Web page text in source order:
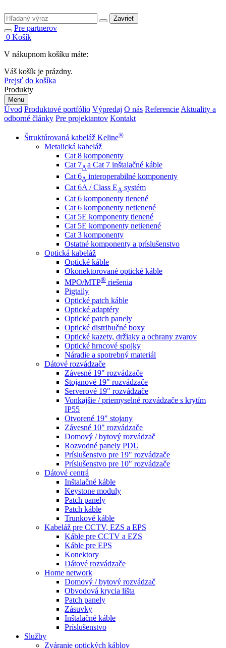
Zavrieť
Pre partnerov
0 Košík
V nákupnom košíku máte:
Váš košík je prázdny.
Prejsť do košíka
Produkty
Menu
Úvod Produktové portfólio Výpredaj O nás Referencie Aktuality a
odborné články Pre projektantov Kontakt
Štruktúrovaná kabeláž Keline®
Metalická kabeláž
Cat 8 komponenty
Cat 7Aa Cat 7 inštalačné káble
Cat 6A interoperabilné komponenty
Cat 6A / Class EA systém
Cat 6 komponenty tienené
Cat 6 komponenty netienené
Cat 5E komponenty tienené
Cat 5E komponenty netienené
Cat 3 komponenty
Ostatné komponenty a príslušenstvo
Optická kabeláž
Optické káble
Okonektorované optické káble
MPO/MTP® ​ riešenia
Pigtaily
Optické patch káble
Optické adaptéry
Optické patch panely
Optické distribučné boxy
Optické kazety, držiaky a ochrany zvarov
Optické hrncové spojky
Náradie a spotrebný materiál
Dátové rozvádzače
Závesné 19" rozvádzače
Stojanové 19" rozvádzače
Serverové 19" rozvádzače
Vonkajšie / priemyselné rozvádzače s krytím
IP55
Otvorené 19" stojany
Závesné 10" rozvádzače
Domový / bytový rozvádzač
Rozvodné panely PDU
Príslušenstvo pre 19" rozvádzače
Príslušenstvo pre 10" rozvádzače
Dátové centrá
Inštalačné káble
Keystone moduly
Patch panely
Patch káble
Trunkové káble
Kabeláž pre CCTV, EZS a EPS
Káble pre CCTV a EZS
Káble pre EPS
Konektory
Dátové rozvádzače
Home network
Domový / bytový rozvádzač
Obvodová krycia lišta
Patch panely
Zásuvky
Inštalačné káble
Príslušenstvo
Služby
Zváranie optických káblov